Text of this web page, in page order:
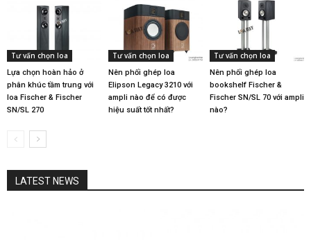
Tư vấn chọn loa
Lựa chọn hoàn hảo ở
phân khúc tầm trung với
loa Fischer & Fischer
SN/SL 270
Tư vấn chọn loa
Nên phối ghép loa
Elipson Legacy 3210 với
ampli nào để có được
hiệu suất tốt nhất?
Tư vấn chọn loa
Nên phối ghép loa
bookshelf Fischer &
Fischer SN/SL 70 với ampli
nào?
LATEST NEWS